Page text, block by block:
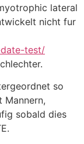
lateral
nicht fur
test/
so
Mannern,
sobald dies